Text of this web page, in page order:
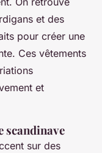
et des
pour créer une
Ces vêtements
et
scandinave
sur des